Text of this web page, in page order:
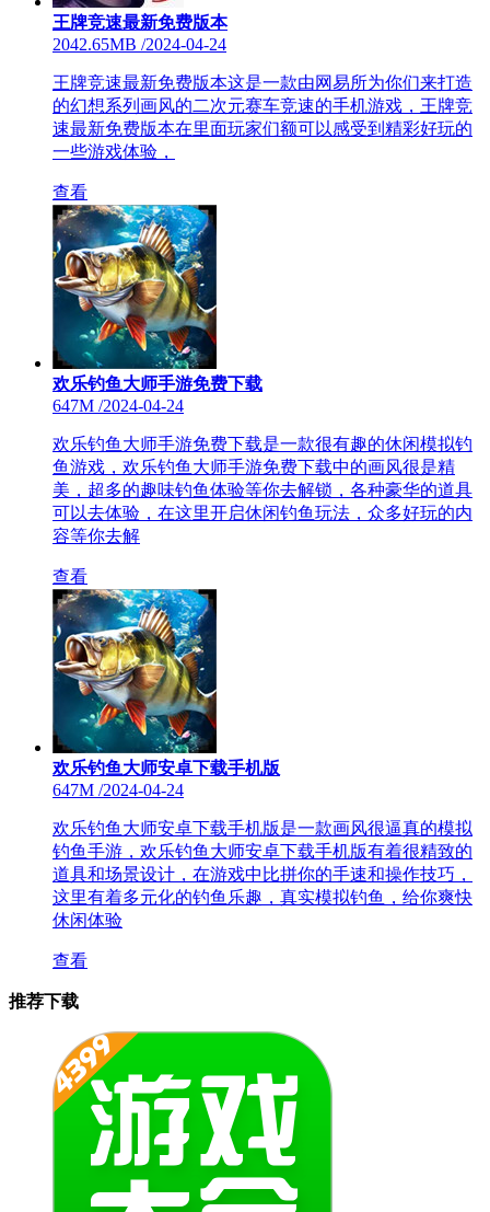
王牌竞速最新免费版本
2042.65MB /2024-04-24
王牌竞速最新免费版本这是一款由网易所为你们来打造
的幻想系列画风的二次元赛车竞速的手机游戏，王牌竞
速最新免费版本在里面玩家们额可以感受到精彩好玩的
一些游戏体验，
查看
欢乐钓鱼大师手游免费下载
647M /2024-04-24
欢乐钓鱼大师手游免费下载是一款很有趣的休闲模拟钓
鱼游戏，欢乐钓鱼大师手游免费下载中的画风很是精
美，超多的趣味钓鱼体验等你去解锁，各种豪华的道具
可以去体验，在这里开启休闲钓鱼玩法，众多好玩的内
容等你去解
查看
欢乐钓鱼大师安卓下载手机版
647M /2024-04-24
欢乐钓鱼大师安卓下载手机版是一款画风很逼真的模拟
钓鱼手游，欢乐钓鱼大师安卓下载手机版有着很精致的
道具和场景设计，在游戏中比拼你的手速和操作技巧，
这里有着多元化的钓鱼乐趣，真实模拟钓鱼，给你爽快
休闲体验
查看
推荐下载